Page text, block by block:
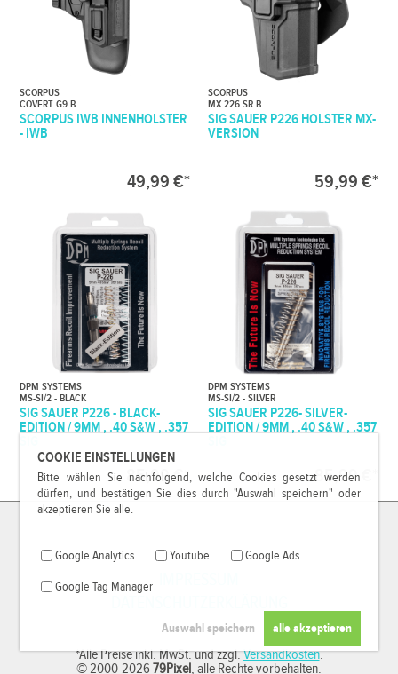
COOKIE EINSTELLUNGEN
Bitte wählen Sie nachfolgend, welche Cookies gesetzt werden
dürfen, und bestätigen Sie dies durch "Auswahl speichern" oder
akzeptieren Sie alle.
Google Analytics Youtube Google Ads
Google Tag Manager
SCORPUS
COVERT G9 B
SCORPUS IWB INNENHOLSTER
- IWB
49,99 €*
SCORPUS
MX 226 SR B
SIG SAUER P226 HOLSTER MX-
VERSION
59,99 €*
DPM SYSTEMS
MS-SI/2 - BLACK
SIG SAUER P226 - BLACK-
EDITION / 9MM , .40 S&W , .357
85,99 €*
DPM SYSTEMS
MS-SI/2 - SILVER
SIG SAUER P226- SILVER-
EDITION / 9MM , .40 S&W , .357
85,99 €*
*Alle Preise inkl. MwSt. und zzgl.Versandkosten.
© 2000-202679Pixel, alle Rechte vorbehalten.